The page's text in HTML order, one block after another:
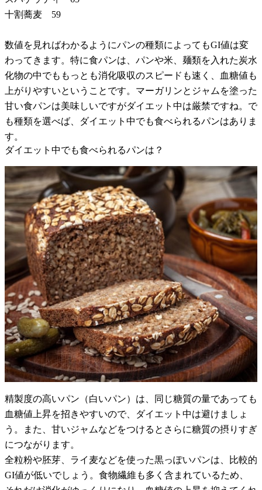
十割蕎麦 59
数値を見ればわかるようにパンの種類によってもGI値は変
わってきます。特に食パンは、パンや米、麺類を入れた炭水
化物の中でももっとも消化吸収のスピードも速く、血糖値も
上がりやすいということです。マーガリンとジャムを塗った
甘い食パンは美味しいですがダイエット中は厳禁ですね。で
も種類を選べば、ダイエット中でも食べられるパンはありま
す。
ダイエット中でも食べられるパンは？
精製度の高いパン（白いパン）は、同じ糖質の量であっても
血糖値上昇を招きやすいので、ダイエット中は避けましょ
う。また、甘いジャムなどをつけるとさらに糖質の摂りすぎ
につながります。
全粒粉や胚芽、ライ麦などを使った黒っぽいパンは、比較的
GI値が低いでしょう。食物繊維も多く含まれているため、